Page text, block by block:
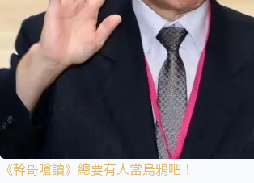
《幹哥嗆讀》總要有人當烏鴉吧！